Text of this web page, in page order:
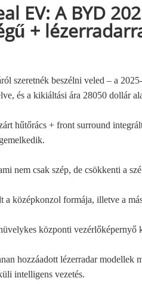
EV: A BYD
+
szeretnék beszélni veled – a
és a kikiáltási ára 28050 dollár
hűtőrács + front surround
nem csak szép, de csökkenti a
a középkonzol formája, illetve a
központi
hozzáadott lézerradar modellek
intelligens vezetés.